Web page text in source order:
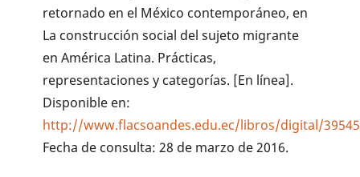
retornado en el México contemporáneo, en
La construcción social del sujeto migrante
en América Latina. Prácticas,
representaciones y categorías. [En línea].
Disponible en:
http://www.flacsoandes.edu.ec/libros/digital/
Fecha de consulta: 28 de marzo de 2016.